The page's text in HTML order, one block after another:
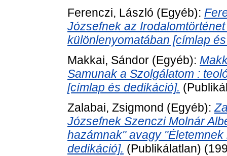
Ferenczi, László (Egyéb):
Józsefnek az
különlenyomatában [címlap
Makkai, Sándor (Egyéb):
Samunak a Szolgálatom :
[címlap és dedikáció].
Zalabai, Zsigmond (Egyéb):
Józsefnek Szenczi Molnár
hazámnak" avagy
dedikáció]. (Publikálatlan)